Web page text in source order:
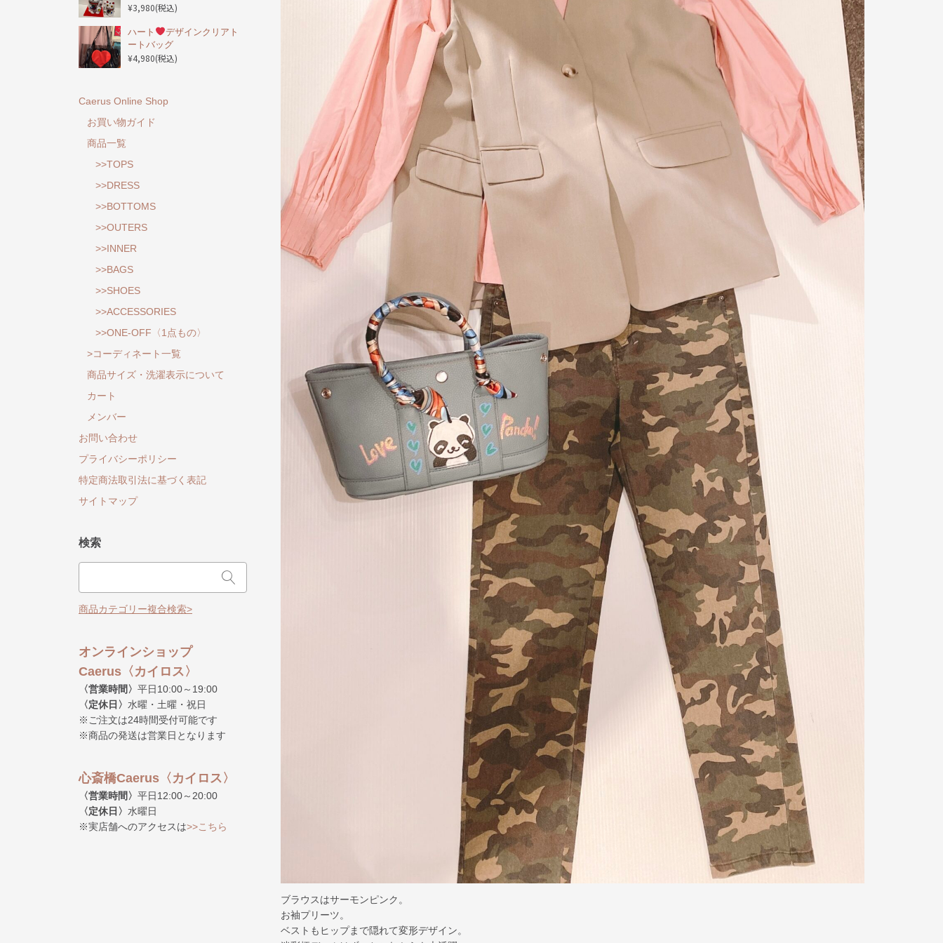
ブラウスはサーモンピンク。
お袖プリーツ。
ベストもヒップまで隠れて変形デザイン。
¥3,980(税込)
ハート
デザインクリアト
ートバッグ
¥4,980(税込)
Caerus Online Shop
お買い物ガイド
商品一覧
>>TOPS
>>DRESS
>>BOTTOMS
>>OUTERS
>>INNER
>>BAGS
>>SHOES
>>ACCESSORIES
>>ONE-OFF〈1点もの〉
>コーディネート一覧
商品サイズ・洗濯表示について
カート
メンバー
お問い合わせ
プライバシーポリシー
特定商法取引法に基づく表記
サイトマップ
検索
商品カテゴリー複合検索>
オンラインショップ
Caerus〈カイロス〉
〈営業時間〉 平日10:00～19:00
〈定休日〉 水曜・土曜・祝日
※ご注文は24時間受付可能です
※商品の発送は営業日となります
心斎橋Caerus〈カイロス〉
〈営業時間〉 平日12:00～20:00
〈定休日〉 水曜日
※実店舗へのアクセスは>>こちら